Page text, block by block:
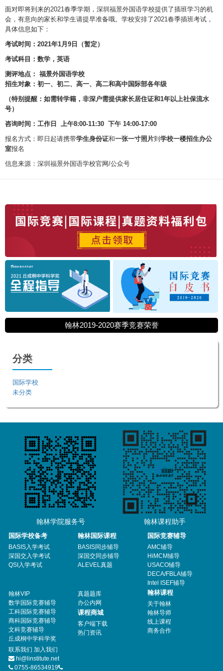
面对即将到来的2021春季学期，深圳福景外国语学校提供了插班学习的机
会，有意向的家长和学生请提早准备哦。学校安排了2021春季插班考试，
具体信息如下：
考试时间：2021年1月9日（暂定）
考试科目：数学，英语
测评地点： 福景外国语学校
招生对象：初一、初二、高一、高二和高中国际部各年级
（特别提醒：如需转学籍，非深户需提供家长居住证和1年以上社保流水
号）
咨询时间：工作日 上午8:00-11:30 下午 14:00-17:00
报名方式：即日起请携带学生身份证和一张一寸照片到 学校一楼招生办公
室报名
信息来源：深圳福景外国语学校官网/公众号
翰林2019-2020赛季竞赛荣誉
分类
国际学校
未分类
翰林学院服务号 翰林课程助手
国际学校备考
BASIS入学考试
深国交入学考试
QSI入学考试
翰林国际课程
BASIS同步辅导
深国交同步辅导
ALEVEL真题
国际竞赛辅导
AMC辅导
HiMCM辅导
USACO辅导
DECA/FBLA辅导
Intel ISEF辅导
翰林VIP
数学国际竞赛辅导
工科国际竞赛辅导
商科国际竞赛辅导
文科竞赛辅导
丘成桐中学科学奖
真题题库
办公内网
课程商城
客户端下载
热门资讯
翰林课程
关于翰林
翰林导师
线上课程
商务合作
联系我们 加入我们
hi@linstitute.net
0755-86534919